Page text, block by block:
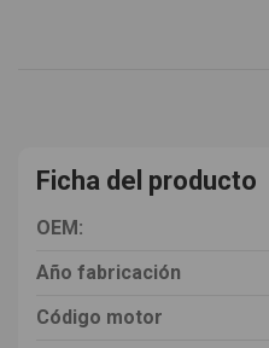
Ficha del producto
OEM:
Año fabricación
Código motor